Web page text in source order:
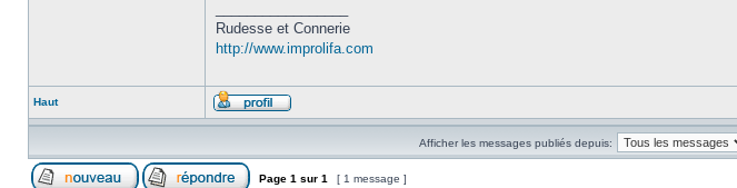
Rudesse et Connerie
http://www.improlifa.com
Haut
Afficher les messages publiés depuis:
Page 1 sur 1 [ 1 message ]